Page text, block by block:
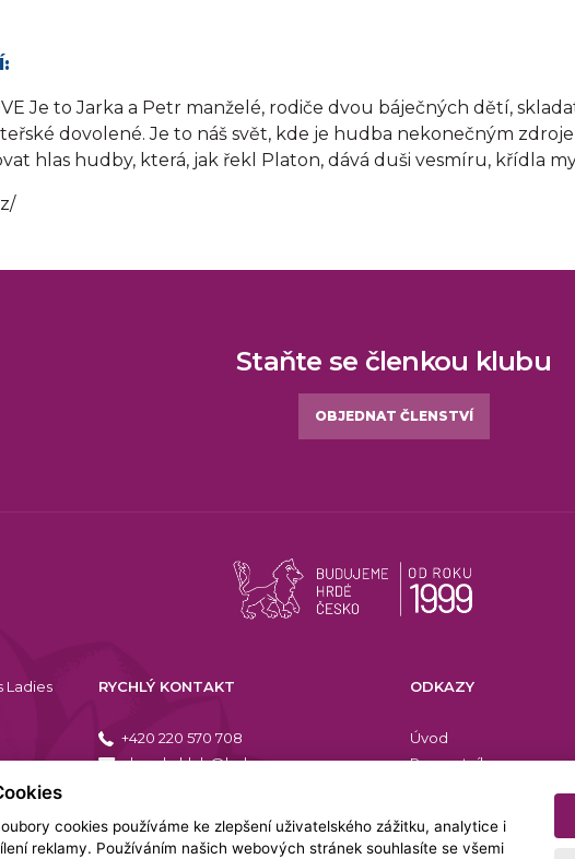
Je to Jarka a Petr manželé, rodiče dvou báječných dětí,
dovolené. Je to náš svět, kde je hudba nekonečným
hlas hudby, která, jak řekl Platon, dává duši vesmíru, křídla
Staňte se členkou klubu
OBJEDNAT ČLENSTVÍ
Ladies
RYCHLÝ KONTAKT
+420 220 570 708
damskyklub@helas.org
ODKAZY
Úvod
Rozcestník
Videogalerie
cookies používáme ke zlepšení uživatelského zážitku, analytice i
reklamy. Používáním našich webových stránek souhlasíte se všemi